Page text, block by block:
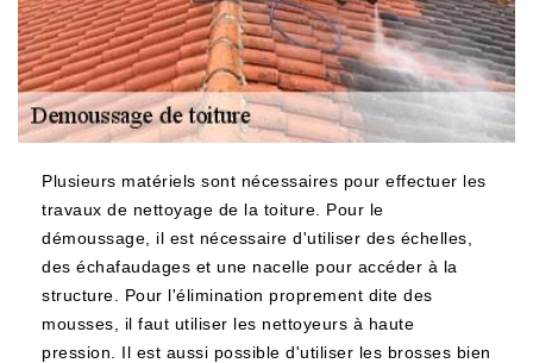
Plusieurs matériels sont nécessaires pour effectuer les
travaux de nettoyage de la toiture. Pour le
démoussage, il est nécessaire d'utiliser des échelles,
des échafaudages et une nacelle pour accéder à la
structure. Pour l'élimination proprement dite des
mousses, il faut utiliser les nettoyeurs à haute
pression. Il est aussi possible d'utiliser les brosses bien